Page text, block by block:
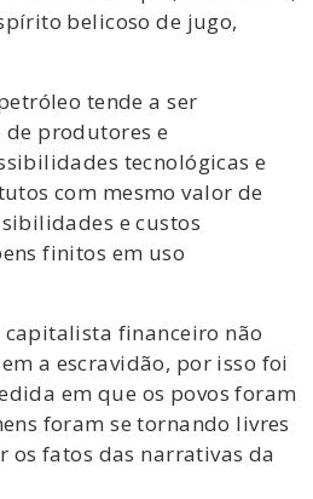
belicoso de jugo,
tende a ser
produtores e
tecnológicas e
com mesmo valor de
e custos
finitos em uso
capitalista financeiro não
a escravidão, por isso foi
em que os povos foram
foram se tornando livres
os fatos das narrativas da